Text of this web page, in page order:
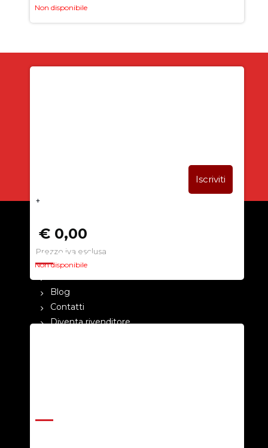
Non disponibile
+
€ 0,00
Prezzo iva esclusa
Non disponibile
CHI SIAMO
Blog
Contatti
Diventa rivenditore